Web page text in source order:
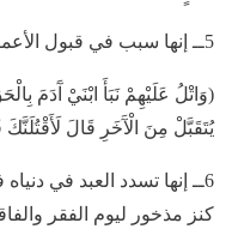
5ــ إنها سبب في قبول الأعمال كما في قوله تعالى:
(وَاتْلُ عَلَيْهِمْ نَبَأَ ابْنَيْ آَدَمَ
يُتَقَبَّلْ مِنَ الْآَخَرِ قَالَ لَأَقْتُلَنَّكَ
6ــ إنها تسدد العبد في
كنز مذخور ليوم الفقر